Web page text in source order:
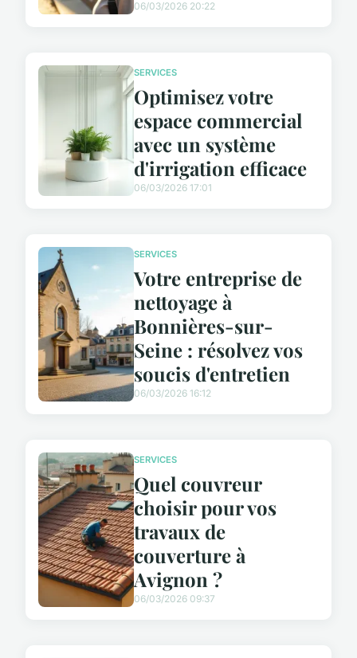
06/03/2026 20:22
SERVICES
Optimisez votre
espace commercial
avec un système
d'irrigation efficace
06/03/2026 17:01
SERVICES
Votre entreprise de
nettoyage à
Bonnières-sur-
Seine : résolvez vos
soucis d'entretien
06/03/2026 16:12
SERVICES
Quel couvreur
choisir pour vos
travaux de
couverture à
Avignon ?
06/03/2026 09:37